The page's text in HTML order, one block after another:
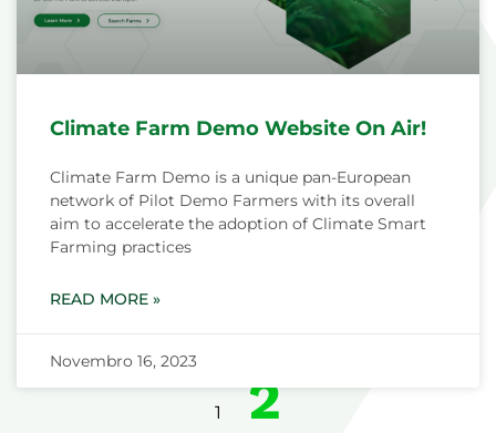
Climate Farm Demo Website On Air!
Climate Farm Demo is a unique pan-European
network of Pilot Demo Farmers with its overall
aim to accelerate the adoption of Climate Smart
Farming practices
READ MORE »
Novembro 16, 2023
1 2